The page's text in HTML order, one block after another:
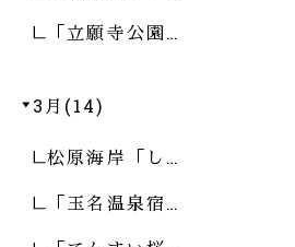
「立願寺公園…
3月(14)
松原海岸「し…
「玉名温泉宿…